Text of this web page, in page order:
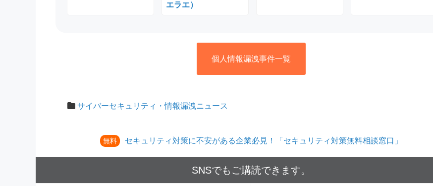
エラエ）
個人情報漏洩事件一覧
サイバーセキュリティ・情報漏洩ニュース
無料 セキュリティ対策に不安がある企業必見！「セキュリティ対策無料相談窓口」
SNSでもご購読できます。